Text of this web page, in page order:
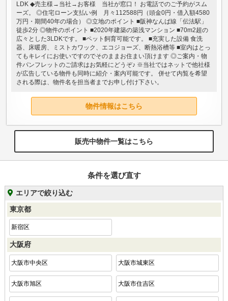
LDK ◆売主様→当社→お客様 当社が窓口！ お電話でのご予約がスム
ーズ。 ◎住宅ローン支払い例 月々112588円（頭金0円・借入額4580
万円・期間40年の場合） ◎立地のポイント ■阪神なんば線「伝法駅」
徒歩2分 ◎物件のポイント ■2020年建築の築浅マンション ■70m2超の
広々とした3LDKです。 ■ペット飼育可能です。 ■充実した設備 食洗
器、床暖房、ミストカワック、エコジョーズ、断熱浴槽等 ■室内はとっ
てもキレイにお使いですのでそのままお住まい頂けます ◎ご案内・物
件パンフレットのご請求はお気軽にどうぞ♪ ※当社ではネットで他社様
が広告している物件も同時に紹介・案内可能です。 併せて内覧を希望
される際は、物件名を担当者までお申し付け下さい。
物件情報はこちら
販売中物件一覧はこちら
条件を選び直す
エリアで絞り込む
東京都
新宿区
大阪府
大阪市中央区 大阪市城東区
大阪市旭区 大阪市住吉区